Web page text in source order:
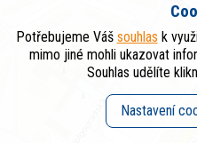
Potřebujeme Váš souhlas k
mimo jiné mohli ukazovat
Souhlas udělíte
Nastavení